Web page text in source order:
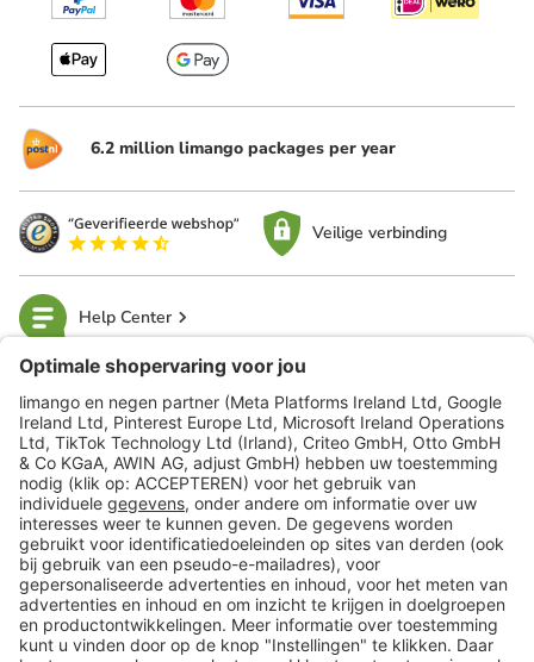
6.2 million limango packages per year
Veilige verbinding
Help Center
limango
Veilig winkelen
Klantenservice
Shop
Acties